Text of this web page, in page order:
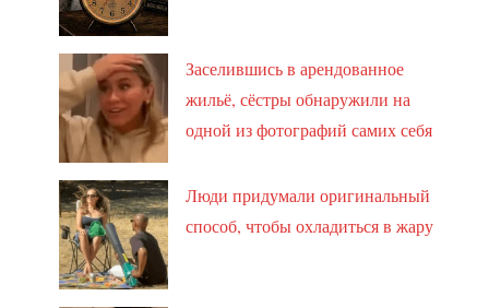
Заселившись в арендованное
жильё, сёстры обнаружили на
одной из фотографий самих себя
Люди придумали оригинальный
способ, чтобы охладиться в жару